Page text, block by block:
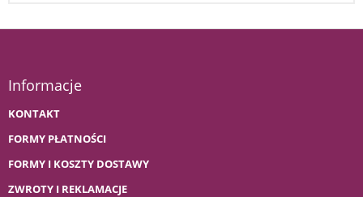
Informacje
KONTAKT
FORMY PŁATNOŚCI
FORMY I KOSZTY DOSTAWY
ZWROTY I REKLAMACJE